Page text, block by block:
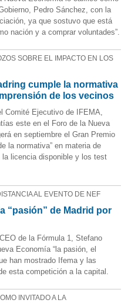
Pedro Sánchez, con la
ya que sostuvo que está
nación y a comprar voluntades”.
SOBRE EL IMPACTO EN LOS
cumple la normativa
de los vecinos
Comité Ejecutivo de IFEMA,
este en el Foro de la Nueva
en septiembre el Gran Premio
la normativa” en materia de
licencia disponible y los test
AL EVENTO DE NEF
“pasión” de Madrid por
de la Fórmula 1, Stefano
Economía “la pasión, el
han mostrado Ifema y las
esta competición a la capital.
INVITADO A LA